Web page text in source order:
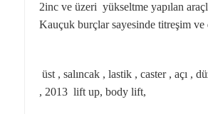
2inc ve üzeri yükseltme yapılan
Kauçuk burçlar sayesinde titreşim ve
üst , salıncak , lastik , caster , açı ,
, 2013 lift up, body lift,